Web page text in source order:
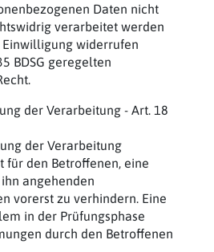
Daten nicht
verarbeitet werden
widerrufen
BDSG geregelten
der Verarbeitung - Art. 18
der Verarbeitung
den Betroffenen, eine
angehenden
vorerst zu verhindern. Eine
in der Prüfungsphase
durch den Betroffenen